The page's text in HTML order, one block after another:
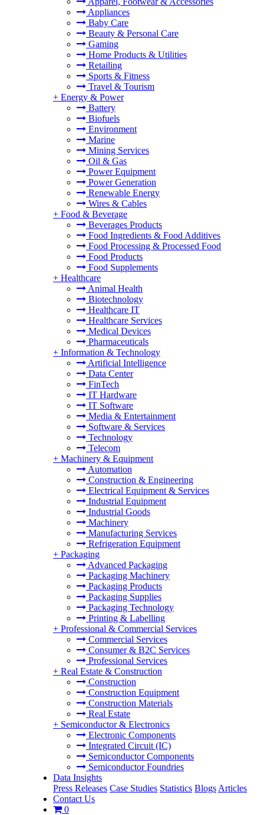
Appliances
Baby Care
Beauty & Personal Care
Gaming
Home Products & Utilities
Retailing
Sports & Fitness
Travel & Tourism
+ Energy & Power
Battery
Biofuels
Environment
Marine
Mining Services
Oil & Gas
Power Equipment
Power Generation
Renewable Energy
Wires & Cables
+ Food & Beverage
Beverages Products
Food Ingredients & Food Additives
Food Processing & Processed Food
Food Products
Food Supplements
+ Healthcare
Animal Health
Biotechnology
Healthcare IT
Healthcare Services
Medical Devices
Pharmaceuticals
+ Information & Technology
Artificial Intelligence
Data Center
FinTech
IT Hardware
IT Software
Media & Entertainment
Software & Services
Technology
Telecom
+ Machinery & Equipment
Automation
Construction & Engineering
Electrical Equipment & Services
Industrial Equipment
Industrial Goods
Machinery
Manufacturing Services
Refrigeration Equipment
+ Packaging
Advanced Packaging
Packaging Machinery
Packaging Products
Packaging Supplies
Packaging Technology
Printing & Labelling
+ Professional & Commercial Services
Commercial Services
Consumer & B2C Services
Professional Services
+ Real Estate & Construction
Construction
Construction Equipment
Construction Materials
Real Estate
+ Semiconductor & Electronics
Electronic Components
Integrated Circuit (IC)
Semiconductor Components
Semiconductor Foundries
Data Insights
Press Releases Case Studies Statistics Blogs Articles
Contact Us
0